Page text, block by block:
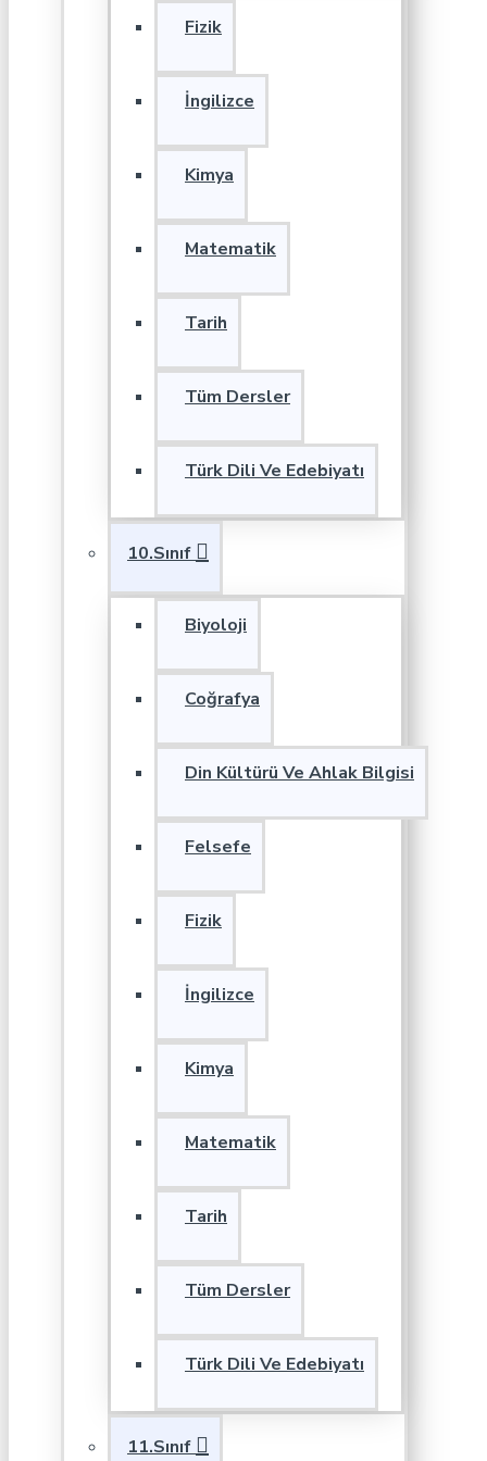
Fizik
İngilizce
Kimya
Matematik
Tarih
Tüm Dersler
Türk Dili Ve Edebiyatı
10.Sınıf
Biyoloji
Coğrafya
Din Kültürü Ve Ahlak Bilgisi
Felsefe
Fizik
İngilizce
Kimya
Matematik
Tarih
Tüm Dersler
Türk Dili Ve Edebiyatı
11.Sınıf